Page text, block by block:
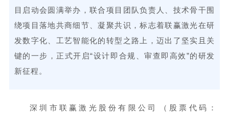
目启动会圆满举办，联合项目团队负责人、技术骨干围
绕项目落地共商细节、凝聚共识，标志着联赢激光在研
发数字化、工艺智能化的转型之路上，迈出了坚实且关
键的一步，正式开启“设计即合规、审查即高效”的研发
新征程。
‌深圳市联赢激光股份有限公司‌（股票代码：